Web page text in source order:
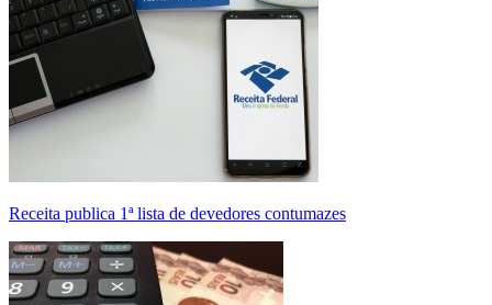
Receita publica 1ª lista de devedores contumazes